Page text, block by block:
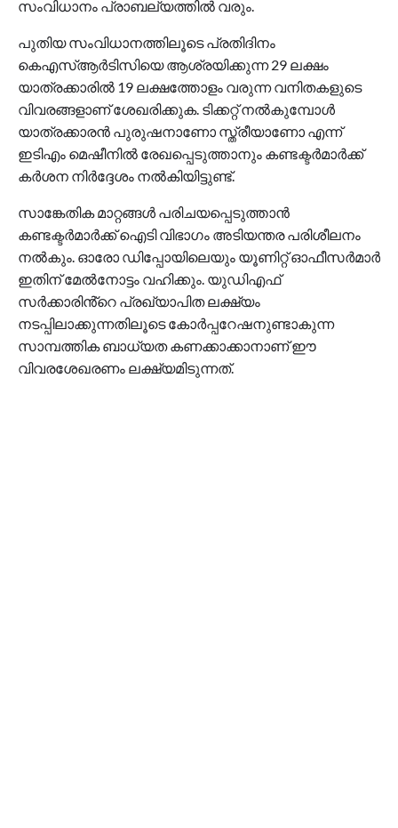
സംവിധാനം പ്രാബല്യത്തിൽ വരും.
പുതിയ സംവിധാനത്തിലൂടെ പ്രതിദിനം
കെഎസ്ആർടിസിയെ ആശ്രയിക്കുന്ന 29 ലക്ഷം
യാത്രക്കാരിൽ 19 ലക്ഷത്തോളം വരുന്ന വനിതകളുടെ
വിവരങ്ങളാണ് ശേഖരിക്കുക. ടിക്കറ്റ് നൽകുമ്പോൾ
യാത്രക്കാരൻ പുരുഷനാണോ സ്ത്രീയാണോ എന്ന്
ഇടിഎം മെഷീനിൽ രേഖപ്പെടുത്താനും കണ്ടക്ടർമാർക്ക്
കർശന നിർദ്ദേശം നൽകിയിട്ടുണ്ട്.
സാങ്കേതിക മാറ്റങ്ങൾ പരിചയപ്പെടുത്താൻ
കണ്ടക്ടർമാർക്ക് ഐടി വിഭാഗം അടിയന്തര പരിശീലനം
നൽകും. ഓരോ ഡിപ്പോയിലെയും യൂണിറ്റ് ഓഫീസർമാർ
ഇതിന് മേൽനോട്ടം വഹിക്കും. യുഡിഎഫ്
സർക്കാരിൻ്റെ പ്രഖ്യാപിത ലക്ഷ്യം
നടപ്പിലാക്കുന്നതിലൂടെ കോർപ്പറേഷനുണ്ടാകുന്ന
സാമ്പത്തിക ബാധ്യത കണക്കാക്കാനാണ് ഈ
വിവരശേഖരണം ലക്ഷ്യമിടുന്നത്.